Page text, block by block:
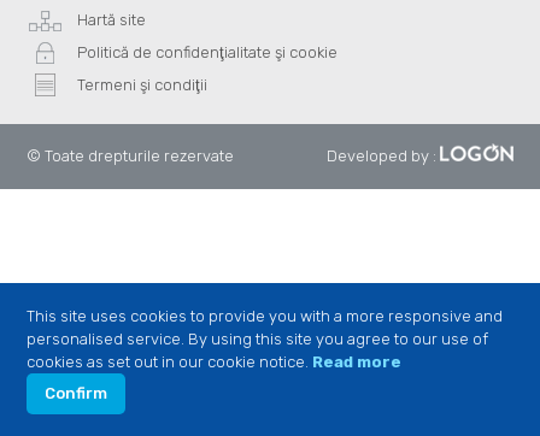
Hartă site
Politică de confidenţialitate şi cookie
Termeni şi condiţii
© Toate drepturile rezervate Developed by :
This site uses cookies to provide you with a more responsive and
personalised service. By using this site you agree to our use of
cookies as set out in our cookie notice. Read more
Confirm